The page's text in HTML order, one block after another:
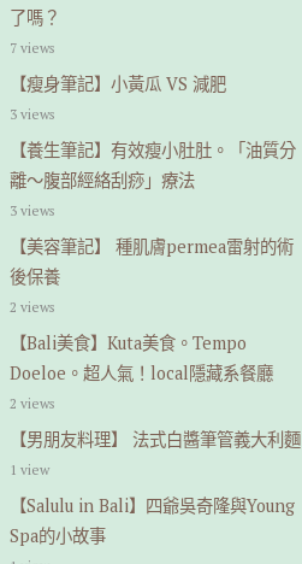
了嗎？
7 views
【瘦身筆記】小黃瓜 VS 減肥
3 views
【養生筆記】有效瘦小肚肚。「油質分
離～腹部經絡刮痧」療法
3 views
【美容筆記】 種肌膚permea雷射的術
後保養
2 views
【Bali美食】Kuta美食。Tempo
Doeloe。超人氣！local隱藏系餐廳
2 views
【男朋友料理】 法式白醬筆管義大利麵
1 view
【Salulu in Bali】四爺吳奇隆與Young
Spa的小故事